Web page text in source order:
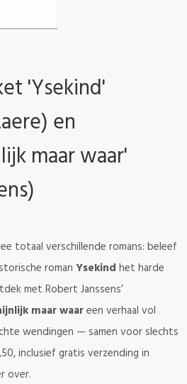
'Ysekind'
en
maar waar'
totaal verschillende romans: beleef
romanYsekind het harde
met Robert Janssens’
maar waareen verhaal vol
wendingen — samen voor slechts
inclusief gratis verzending in
over.